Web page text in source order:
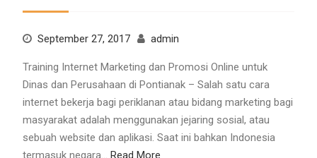
September 27, 2017 admin
Training Internet Marketing dan Promosi Online untuk
Dinas dan Perusahaan di Pontianak – Salah satu cara
internet bekerja bagi periklanan atau bidang marketing bagi
masyarakat adalah menggunakan jejaring sosial, atau
sebuah website dan aplikasi. Saat ini bahkan Indonesia